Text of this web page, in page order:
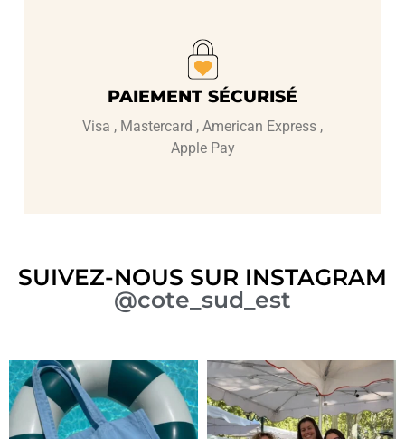
PAIEMENT SÉCURISÉ
Visa , Mastercard , American Express ,
Apple Pay
SUIVEZ-NOUS SUR INSTAGRAM
@cote_sud_est